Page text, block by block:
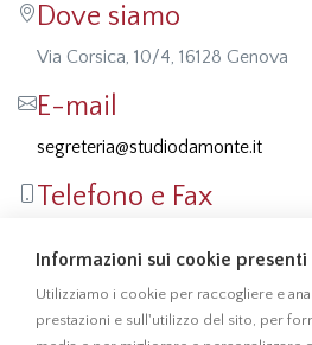
Dove siamo
Via Corsica, 10/4, 16128 Genova
E-mail
segreteria@studiodamonte.it
Telefono e Fax
Fax: 010 541355
Informazioni sui cookie
Utilizziamo i cookie per raccogliere e
prestazioni e sull'utilizzo del sito, per